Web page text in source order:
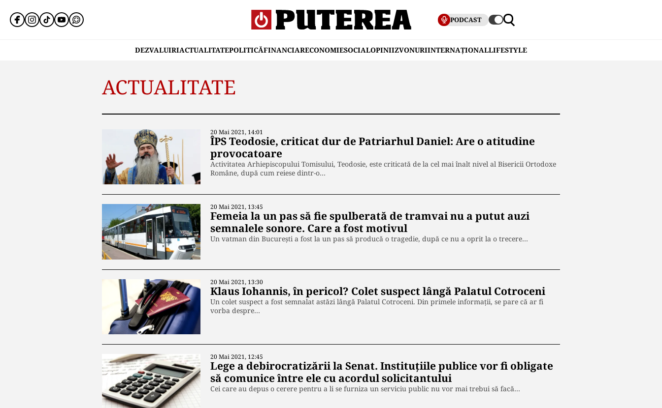
PODCAST
DEZVALUIRIACTUALITATEPOLITICĂFINANCIARECONOMIESOCIALOPINIIZVONURIINTERNAȚIONALLIFESTYLE
ACTUALITATE
20 Mai 2021, 14:01
ÎPS Teodosie, criticat dur de Patriarhul Daniel: Are o atitudine
provocatoare
Activitatea Arhiepiscopului Tomisului, Teodosie, este criticată de la cel mai înalt nivel al Bisericii Ortodoxe
Române, după cum reiese dintr-o…
20 Mai 2021, 13:45
Femeia la un pas să fie spulberată de tramvai nu a putut auzi
semnalele sonore. Care a fost motivul
Un vatman din București a fost la un pas să producă o tragedie, după ce nu a oprit la o trecere…
20 Mai 2021, 13:30
Klaus Iohannis, în pericol? Colet suspect lângă Palatul Cotroceni
Un colet suspect a fost semnalat astăzi lângă Palatul Cotroceni. Din primele informații, se pare că ar fi
vorba despre…
20 Mai 2021, 12:45
Lege a debirocratizării la Senat. Instituțiile publice vor fi obligate
să comunice între ele cu acordul solicitantului
Cei care au depus o cerere pentru a li se furniza un serviciu public nu vor mai trebui să facă…